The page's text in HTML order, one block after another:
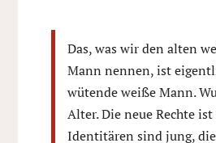
Das, was wir den alten
Mann nennen, ist
wütende weiße Mann.
Alter. Die neue Rechte
Identitären sind jung,